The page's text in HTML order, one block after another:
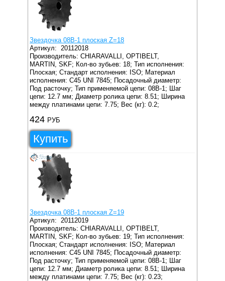
Звездочка 08B-1 плоская Z=18
Артикул: 20112018
Производитель: CHIARAVALLI, OPTIBELT,
MARTIN, SKF; Кол-во зубьев: 18; Тип исполнения:
Плоская; Стандарт исполнения: ISO; Материал
исполнения: C45 UNI 7845; Посадочный диаметр:
Под расточку; Тип применяемой цепи: 08B-1;
Шаг
цепи: 12.7 мм; Диаметр ролика цепи: 8.51;
Ширина
между платинами цепи: 7.75; Вес (кг): 0.2;
424 РУБ
Купить
Звездочка 08B-1 плоская Z=19
Артикул: 20112019
Производитель: CHIARAVALLI, OPTIBELT,
MARTIN, SKF; Кол-во зубьев: 19; Тип исполнения:
Плоская; Стандарт исполнения: ISO; Материал
исполнения: C45 UNI 7845; Посадочный диаметр:
Под расточку; Тип применяемой цепи: 08B-1;
Шаг
цепи: 12.7 мм; Диаметр ролика цепи: 8.51;
Ширина
между платинами цепи: 7.75; Вес (кг): 0.23;